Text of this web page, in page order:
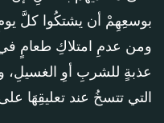
بوسعِهِمْ أن يشتكُوا كلَّ
ومن عدمِ امتلاكِ طعامٍ
عذبةٍ للشربِ أوِ الغسيلِ،
التي تتسخُ عند تعليقِهَا